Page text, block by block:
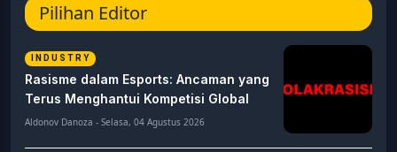
Pilihan Editor
INDUSTRY
Rasisme dalam Esports: Ancaman yang
Terus Menghantui Kompetisi Global
Aldonov Danoza - Selasa, 04 Agustus 2026